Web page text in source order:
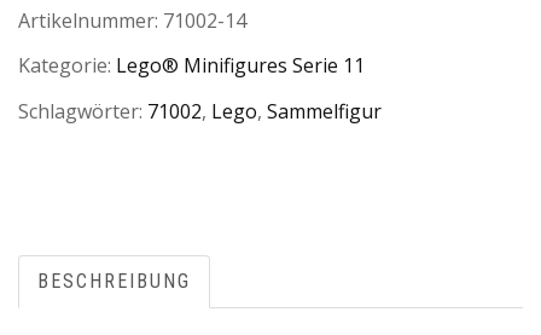
Artikelnummer: 71002-14
Kategorie: Lego® Minifigures Serie 11
Schlagwörter: 71002, Lego, Sammelfigur
BESCHREIBUNG